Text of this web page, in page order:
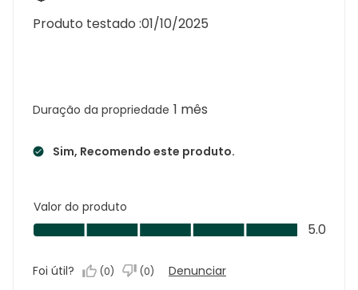
Duração da propriedade 1 mês
Sim, Recomendo este produto.
Produto testado :01/10/2025
Valor do produto
Valor
do
5.0
5.0
Foi útil? (0) (0) Denunciar